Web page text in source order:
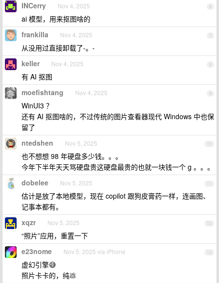
6
INCerry Nov 4, 2025
ai 模型，用来抠图啥的
7
frankilla Nov 4, 2025
从没用过直接卸载了-。-
8
keller Nov 4, 2025
有 AI 抠图
9
moefishtang Nov 4, 2025
WinUI3 ？
还有 AI 抠图啥的，不过传统的图片查看器现代 Windows 中也保
留了
10
ntedshen Nov 5, 2025
也不想想 98 年硬盘多少钱。。。
今年下半年天天骂硬盘贵这硬盘最贵的也就一块钱一个 g 。。。
11
dobelee Nov 5, 2025
估计是放了本地模型，现在 copilot 跟狗皮膏药一样，连画图、
记事本都有。
12
xqzr Nov 5, 2025
“照片”应用，重置一下
13
e23nome Nov 5, 2025 via iPhone
虚幻引擎😅
照片卡卡的，纯💩